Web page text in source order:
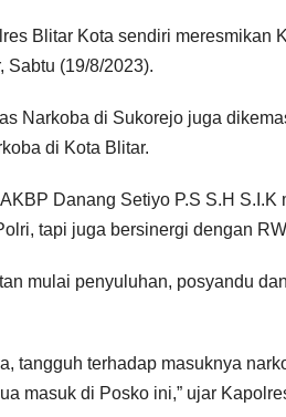
Blitar Kota sendiri meresmikan
Sabtu (19/8/2023).
Narkoba di Sukorejo juga
di Kota Blitar.
Danang Setiyo P.S S.H
tapi juga bersinergi dengan
mulai penyuluhan, posyandu
tangguh terhadap masuknya
masuk di Posko ini,” ujar